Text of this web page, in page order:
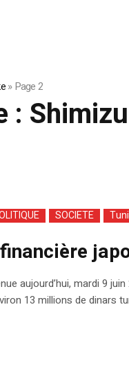
»Page 2
:
SOCIETE
aujourd’hui, mardi 9
13 millions de dinars